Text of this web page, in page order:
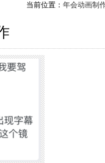
当前位置： 年会动画制